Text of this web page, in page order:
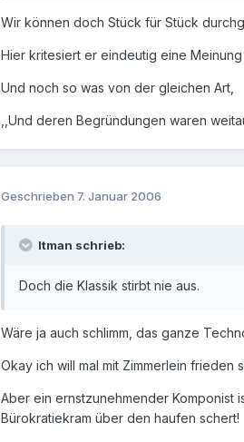
Wir können doch Stück für Stück
Hier kritesiert er eindeutig eine
Und noch so was von der gleichen Art,
,,Und deren Begründungen waren
Geschrieben 7. Januar 2006
Itman schrieb:
Doch die Klassik stirbt nie aus.
Wäre ja auch schlimm, das ganze
Okay ich will mal mit Zimmerlein frieden
Aber ein ernstzunehmender Komponist
Bürokratiekram über den haufen schert!